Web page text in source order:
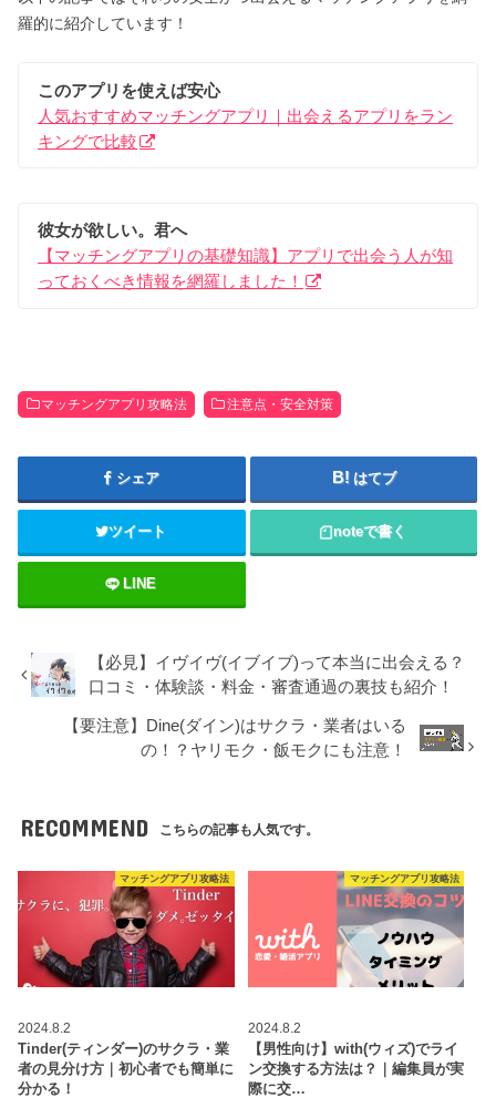
羅的に紹介しています！
このアプリを使えば安心
人気おすすめマッチングアプリ｜出会えるアプリをラン
キングで比較
彼女が欲しい。君へ
【マッチングアプリの基礎知識】アプリで出会う人が知
っておくべき情報を網羅しました！
マッチングアプリ攻略法 注意点・安全対策
シェア はてブ
ツイート noteで書く
LINE
【必見】イヴイヴ(イブイブ)って本当に出会える？
口コミ・体験談・料金・審査通過の裏技も紹介！
【要注意】Dine(ダイン)はサクラ・業者はいる
の！？ヤリモク・飯モクにも注意！
RECOMMEND こちらの記事も人気です。
マッチングアプリ攻略法
2024.8.2
Tinder(ティンダー)のサクラ・業
者の見分け方｜初心者でも簡単に
分かる！
マッチングアプリ攻略法
2024.8.2
【男性向け】with(ウィズ)でライ
ン交換する方法は？｜編集員が実
際に交…